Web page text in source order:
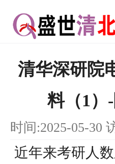
清华深研院
料（1）
时间:2025-05-30
近年来考研人